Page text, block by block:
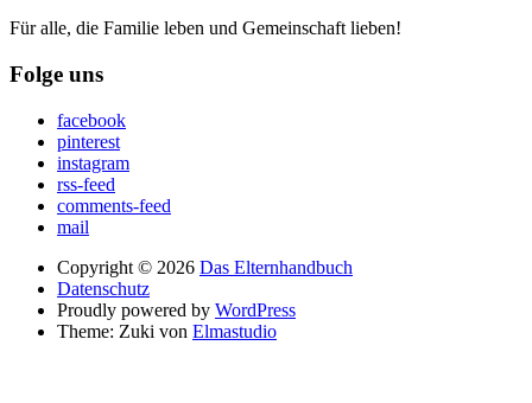
Für alle, die Familie leben und Gemeinschaft lieben!
Folge uns
facebook
pinterest
instagram
rss-feed
comments-feed
mail
Copyright © 2026 Das Elternhandbuch
Datenschutz
Proudly powered by WordPress
Theme: Zuki von Elmastudio